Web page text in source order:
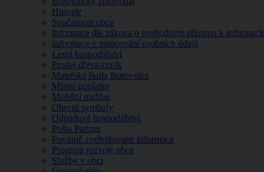
Historie
Současnost obce
Informace dle zákona o svobodném přístupu k
Informace o zpracování osobních údajů
Lesní hospodářství
Prodej dřeva-ceník
Mateřská škola Borovnice
Místní poplatky
Mobilní rozhlas
Obecní symboly
Odpadové hospodářství
Pošta Partner
Povinně zveřejňované informace
Program rozvoje obce
Služby v obci